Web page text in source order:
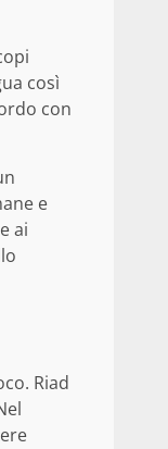
così
con
e
ai
Riad